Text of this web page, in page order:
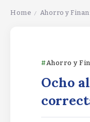
Home / Ahorro y
Ahorro y
Ocho